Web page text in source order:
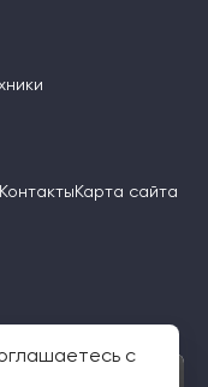
Контакты Карта сайта
с